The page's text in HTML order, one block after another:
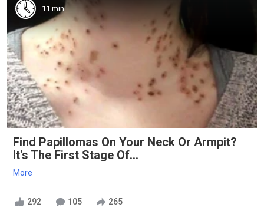
11 min
Find Papillomas On Your Neck Or Armpit?
It's The First Stage Of...
More
292 105 265